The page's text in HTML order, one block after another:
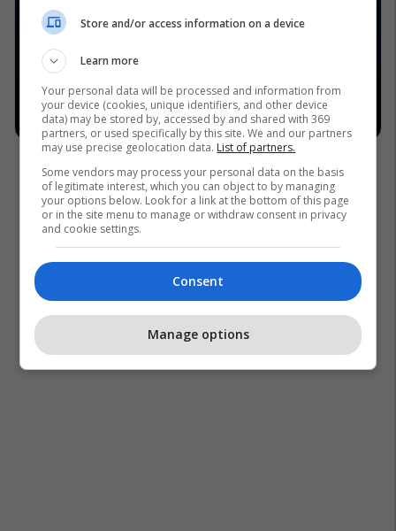
Store and/or access information on a device
Learn more
Your personal data will be processed and information from
your device (cookies, unique identifiers, and other device
data) may be stored by, accessed by and shared with 369
partners, or used specifically by this site. We and our partners
may use precise geolocation data. List of partners.
Some vendors may process your personal data on the basis
of legitimate interest, which you can object to by managing
your options below. Look for a link at the bottom of this page
or in the site menu to manage or withdraw consent in privacy
and cookie settings.
Consent
Manage options